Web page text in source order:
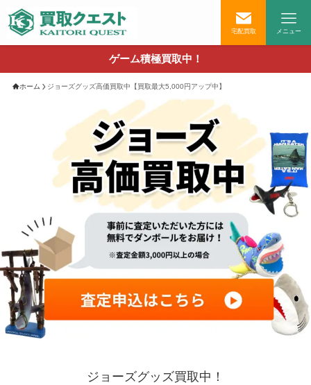
宅配買取 メニュー
ゲーム積極買取中！
ホーム ジョーズグッズ高価買取中【買取最大5,000円アップ中】
ジョーズグッズ買取中！